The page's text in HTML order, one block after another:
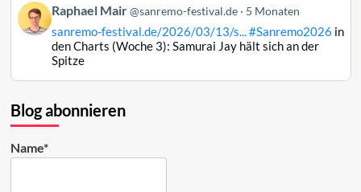
Bluesky
ansehen
Beitrag
von
Raphael
ansehen
Raphael Mair @sanremo-festival.de 5 Monaten
sanremo-festival.de/2026/03/13/s...#Sanremo2026 in
den Charts (Woche 3): Samurai Jay hält sich an der
Spitze
Blog abonnieren
Name*